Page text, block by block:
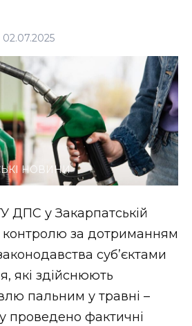
(відеоверсія)
НОВИНИ
02.07.2025
НОВИНИ
ДПС у Закарпатській
контролю за дотриманням
суб’єктами
які здійснюють
пальним у травні –
проведено фактичні